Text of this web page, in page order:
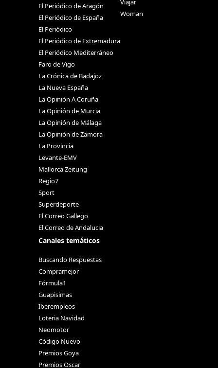
El Periódico de Aragón
El Periódico de España
El Periódico
El Periódico de Extremadura
El Periódico Mediterráneo
Faro de Vigo
La Crónica de Badajoz
La Nueva España
La Opinión A Coruña
La Opinión de Murcia
La Opinión de Málaga
La Opinión de Zamora
La Provincia
Levante-EMV
Mallorca Zeitung
Regio7
Sport
Superdeporte
El Correo Gallego
El Correo de Andalucia
Canales temáticos
Buscando Respuestas
Compramejor
Fórmula1
Guapisimas
Iberempleos
Loteria Navidad
Neomotor
Código Nuevo
Premios Goya
Premios Oscar
Viajar
Woman